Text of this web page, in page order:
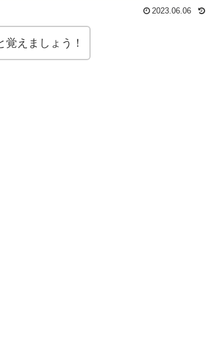
2023.06.06
えましょう！